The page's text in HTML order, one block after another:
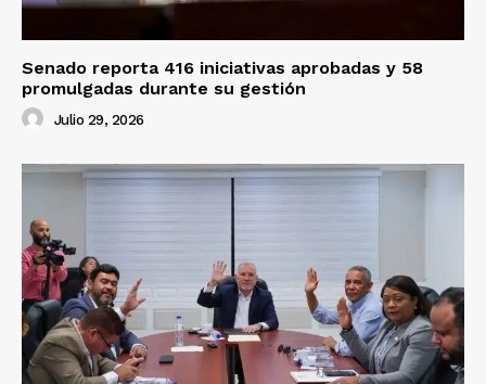
Senado reporta 416 iniciativas aprobadas y 58
promulgadas durante su gestión
Julio 29, 2026